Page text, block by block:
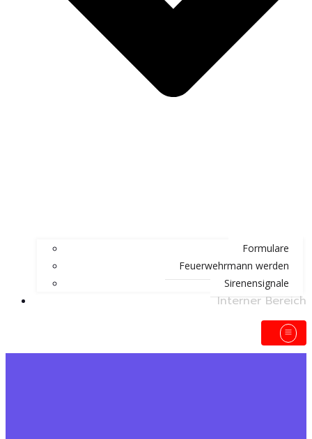
Formulare
Feuerwehrmann werden
Sirenensignale
Interner Bereich